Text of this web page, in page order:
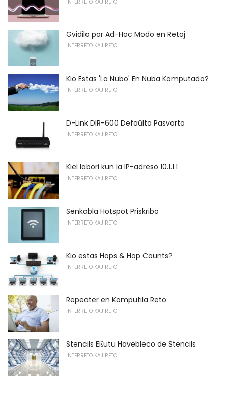
INTERRETO KAJ RETO
Gvidilo por Ad-Hoc Modo en Retoj
INTERRETO KAJ RETO
Kio Estas 'La Nubo' En Nuba Komputado?
INTERRETO KAJ RETO
D-Link DIR-600 Defaŭlta Pasvorto
INTERRETO KAJ RETO
Kiel labori kun la IP-adreso 10.1.1.1
INTERRETO KAJ RETO
Senkabla Hotspot Priskribo
INTERRETO KAJ RETO
Kio estas Hops & Hop Counts?
INTERRETO KAJ RETO
Repeater en Komputila Reto
INTERRETO KAJ RETO
Stencils Elŝutu Havebleco de Stencils
INTERRETO KAJ RETO